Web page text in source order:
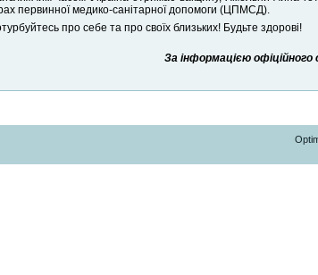
первинної медико-санітарної допомоги (ЦПМСД).
про себе та про своїх близьких! Будьте здорові!
За інформацією офіційного